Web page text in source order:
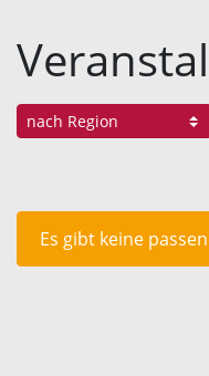
Es gibt keine